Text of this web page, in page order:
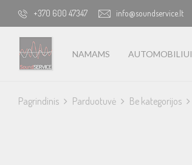
+370 600 47347 info@soundservice.lt
NAMAMS AUTOMOBILIUI
Pagrindinis Parduotuvė Be kategorijos